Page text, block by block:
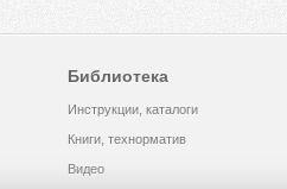
Библиотека
Инструкции, каталоги
Книги, технорматив
Видео